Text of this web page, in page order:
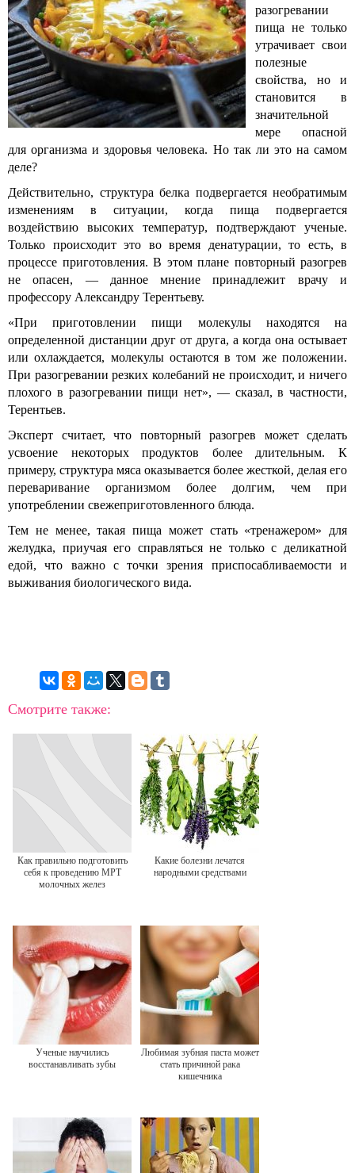
разогревании
пища не только
утрачивает свои
полезные
свойства, но и
становится в
значительной
мере опасной
для организма и здоровья человека. Но так ли это на самом
деле?
Действительно, структура белка подвергается необратимым
изменениям в ситуации, когда пища подвергается
воздействию высоких температур, подтверждают ученые.
Только происходит это во время денатурации, то есть, в
процессе приготовления. В этом плане повторный разогрев
не опасен, — данное мнение принадлежит врачу и
профессору Александру Терентьеву.
«При приготовлении пищи молекулы находятся на
определенной дистанции друг от друга, а когда она остывает
или охлаждается, молекулы остаются в том же положении.
При разогревании резких колебаний не происходит, и ничего
плохого в разогревании пищи нет», — сказал, в частности,
Терентьев.
Эксперт считает, что повторный разогрев может сделать
усвоение некоторых продуктов более длительным. К
примеру, структура мяса оказывается более жесткой, делая его
переваривание организмом более долгим, чем при
употреблении свежеприготовленного блюда.
Тем не менее, такая пища может стать «тренажером» для
желудка, приучая его справляться не только с деликатной
едой, что важно с точки зрения приспосабливаемости и
выживания биологического вида.
Смотрите также:
Как правильно подготовить
себя к проведению МРТ
молочных желез
Какие болезни лечатся
народными средствами
Ученые научились
восстанавливать зубы
Любимая зубная паста может
стать причиной рака
кишечника